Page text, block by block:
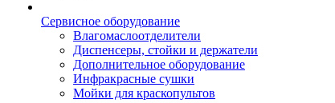
Сервисное оборудование
Влагомаслоотделители
Диспенсеры, стойки и держатели
Дополнительное оборудование
Инфракрасные сушки
Мойки для краскопультов